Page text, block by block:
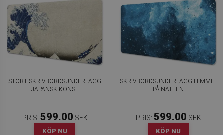
STORT SKRIVBORDSUNDERLÄGG
JAPANSK KONST
PRIS: 599.00 SEK
KÖP NU
SKRIVBORDSUNDERLÄGG HIMMEL
PÅ NATTEN
PRIS: 599.00 SEK
KÖP NU